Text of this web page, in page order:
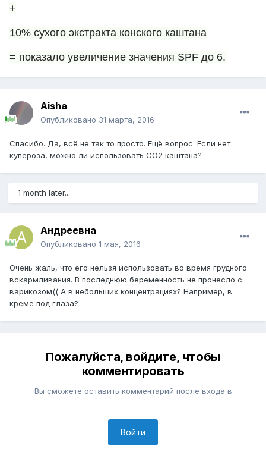
+
10% сухого экстракта конского каштана
= показало увеличение значения SPF до 6.
Aisha
Опубликовано 31 марта, 2016
Спасибо. Да, всё не так то просто. Ещё вопрос. Если нет
купероза, можно ли использовать СО2 каштана?
1 month later...
Андреевна
Опубликовано 1 мая, 2016
Очень жаль, что его нельзя использовать во время грудного
вскармливания. В последнюю беременность не пронесло с
варикозом(( А в небольших концентрациях? Например, в
креме под глаза?
Пожалуйста, войдите, чтобы
комментировать
Вы сможете оставить комментарий после входа в
Войти